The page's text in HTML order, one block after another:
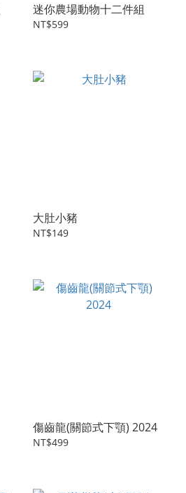
迷你農場動物十二件組
NT$599
大肚小豬
NT$149
傷齒龍(關節式下顎) 2024
NT$499